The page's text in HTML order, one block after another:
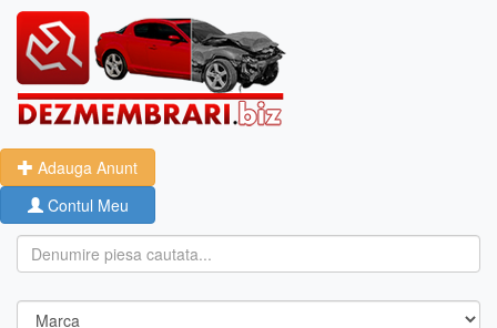
Adauga Anunt
Contul Meu